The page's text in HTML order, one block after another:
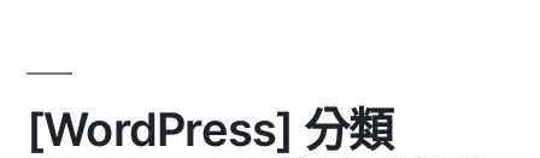
[WordPress] 分類